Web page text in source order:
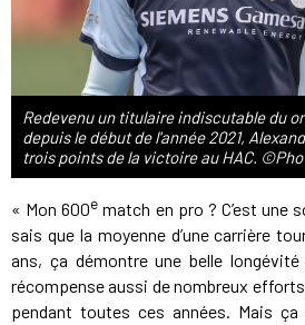
Redevenu un titulaire indiscutable du
depuis le début de l'année 2021,
trois points de la victoire au HAC.
« Mon 600e match en pro ? C’est une
sais que la moyenne d’une carrière
ans, ça démontre une belle longévité
récompense aussi de nombreux
pendant toutes ces années. Mais